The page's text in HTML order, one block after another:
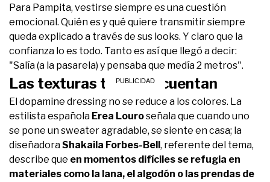
Para Pampita, vestirse siempre es una cuestión
emocional. Quién es y qué quiere transmitir siempre
queda explicado a través de sus looks. Y claro que la
confianza lo es todo. Tanto es así que llegó a decir:
"Salía (a la pasarela) y pensaba que medía 2 metros".
Las texturas también cuentan
El dopamine dressing no se reduce a los colores. La
estilista española Erea Louroseñala que cuando uno
se pone un sweater agradable, se siente en casa; la
diseñadoraShakaila Forbes-Bell , referente del tema,
describe que en momentos difíciles se refugia en
materiales como la lana, el algodón o las prendas de